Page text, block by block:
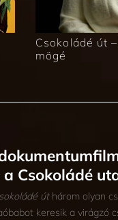
Csokoládé út
mögé
a Csokoládé
úthárom olyan
keresik a virágzó